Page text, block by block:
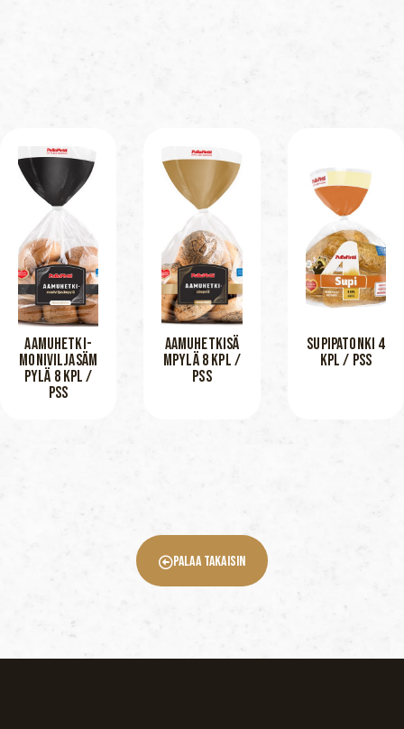
AAMUHETKI-
MONIVILJASÄM
PYLÄ 8 KPL /
PSS
AAMUHETKISÄ
MPYLÄ 8 KPL /
PSS
SUPIPATONKI 4
KPL / PSS
Palaa Takaisin